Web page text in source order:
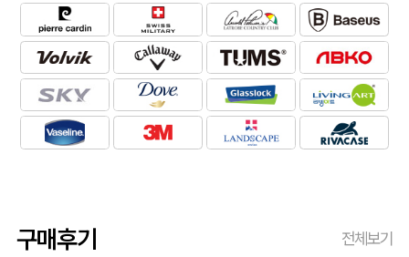
구매후기 전체보기